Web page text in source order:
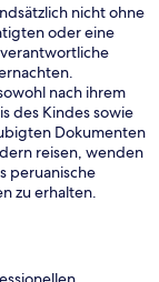
nicht ohne
oder eine
nach ihrem
des Kindes sowie
Dokumenten
reisen, wenden
peruanische
zu erhalten.